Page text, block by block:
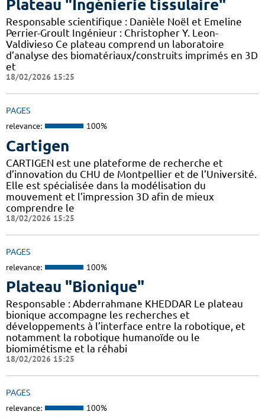
Plateau "Ingénierie tissulaire"
Responsable scientifique : Danièle Noël et Emeline
Perrier-Groult Ingénieur : Christopher Y. Leon-
Valdivieso Ce plateau comprend un laboratoire
d’analyse des biomatériaux/construits imprimés en 3D
et
18/02/2026 15:25
PAGES
relevance: 100%
Cartigen
CARTIGEN est une plateforme de recherche et
d’innovation du CHU de Montpellier et de l’Université.
Elle est spécialisée dans la modélisation du
mouvement et l’impression 3D afin de mieux
comprendre le
18/02/2026 15:25
PAGES
relevance: 100%
Plateau "Bionique"
Responsable : Abderrahmane KHEDDAR Le plateau
bionique accompagne les recherches et
développements à l’interface entre la robotique, et
notamment la robotique humanoïde ou le
biomimétisme et la réhabi
18/02/2026 15:25
PAGES
relevance: 100%